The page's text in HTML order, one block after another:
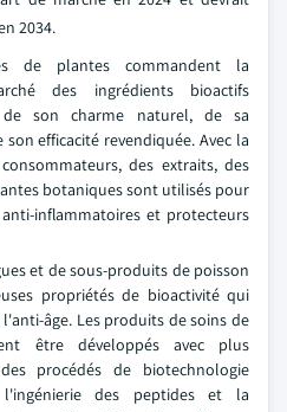
2034.
de plantes commandent la
des ingrédients bioactifs
son charme naturel, de sa
efficacité revendiquée. Avec la
des extraits, des
botaniques sont utilisés pour
inflammatoires et protecteurs
et de sous-produits de poisson
propriétés de bioactivité qui
âge. Les produits de soins de
être développés avec plus
procédés de biotechnologie
des peptides et la